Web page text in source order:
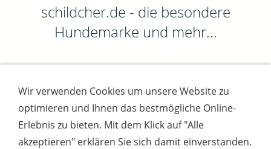
schildcher.de - die besondere
Hundemarke und mehr...
Impressum AGB
Widerrufsbutton
Widerrufsrecht
Online-Streitschlichtung
Datenschutz
Versand
Bezahlsysteme
Kontakt
Disclaimer Versandtage Cookies
Wir verwenden Cookies um unsere Website zu
optimieren und Ihnen das bestmögliche Online-
Erlebnis zu bieten. Mit dem Klick auf "Alle
akzeptieren" erklären Sie sich damit einverstanden.